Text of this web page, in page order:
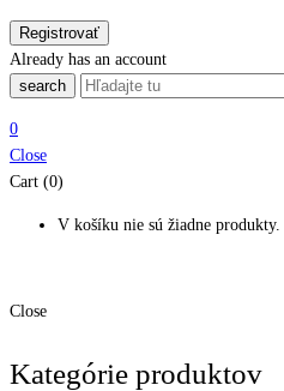
Already has an account
search
0
Close
Cart (0)
V košíku nie sú žiadne produkty.
Close
Kategórie produktov